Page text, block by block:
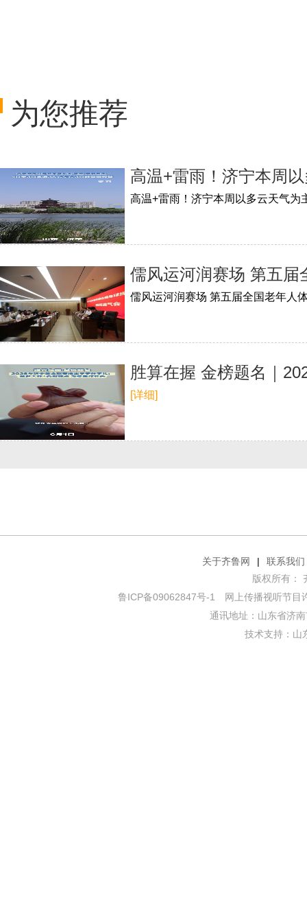
为您推荐
高温+雷雨！济宁本周
高温+雷雨！济宁本周以多云天气为
儒风运河润赛场 第五届
儒风运河润赛场 第五届全国老年人
胜算在握 金榜题名｜
[详细]
关于齐鲁网 |
联系我们
版权所有：
鲁ICP备09062847号-1 网上传播视听节目
通讯地址：山东省济
技术支持： 山